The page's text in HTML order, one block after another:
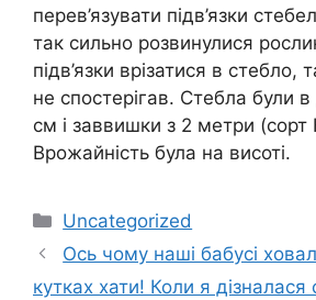
перев’язувати підв’язки
так сильно розвинулися
підв’язки врізатися в стебло,
не спостерігав. Стебла були
см і заввишки з 2 метри (сорт
Врожайність була на висоті.
Категорії
Uncategorized
Ось чому наші бабусі
кутках хати! Коли я